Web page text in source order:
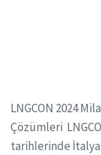
LNGCON 2024
Çözümleri
tarihlerinde